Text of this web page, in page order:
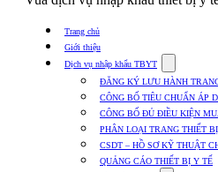
Trang chủ
Giới thiệu
Dịch vụ nhập khẩu TBYT
submenu
for
Dịch
vụ
nhập
khẩu
TBYT
ĐĂNG KÝ LƯU HÀNH
CÔNG BỐ TIÊU CHUẨN ÁP
CÔNG BỐ ĐỦ ĐIỀU KIỆN
PHÂN LOẠI TRANG THIẾT
CSDT – HỒ SƠ KỸ THUẬT
QUẢNG CÁO THIẾT BỊ Y TẾ